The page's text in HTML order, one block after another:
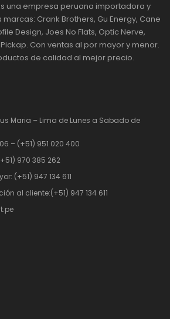
una empresa peruana importadora y
Crank Brothers, Gu Energy, Cane
Design, Joes No Flats, Optic Nerve,
Con ventas al por mayor y menor.
de calidad al mejor precio.
Maria – Lima de Lunes a Sabado de
– (+51) 951 020 400
970 385 262
(+51) 947 134 611
al cliente:(+51) 947 134 611